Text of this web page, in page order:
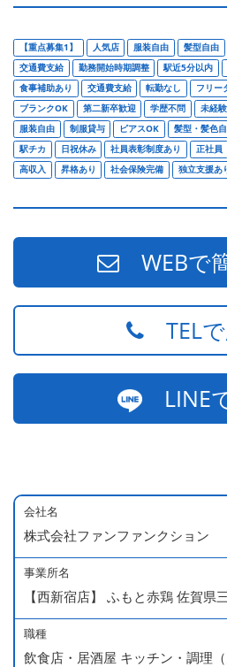
【重点募集1】 人気店 服装自由 髪型自由
交通費支給
勤務開始時期調整 駅近5分以内
食事補助あり
交通費支給 転勤なし フリー
ブランクOK
第二新卒歓迎 学歴不問 未経
服装自由
制服貸与 ピアスOK 髪型・髪色
駅チカ
日祝休み 社員表彰制度あり 正社員
高収入
昇格あり 社会保険完備 独立支援あ
WEBで
TEL
LINE
会社名
株式会社ファンファンクション
事業所名
【西新宿店】 ふもと赤鶏 佐賀県
職種
飲食店・居酒屋 キッチン・調理